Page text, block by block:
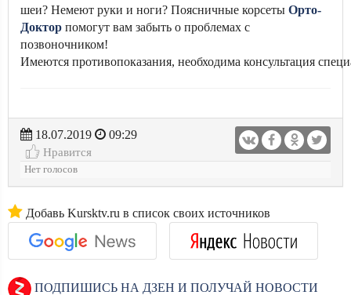
шеи? Немеют руки и ноги? Поясничные корсеты Орто-
Доктор помогут вам забыть о проблемах с
позвоночником!
Имеются противопоказания, необходима консультация
18.07.2019
09:29
Нравится
Нет голосов
Добавь Kursktv.ru в список своих источников
ПОДПИШИСЬ НА ДЗЕН И ПОЛУЧАЙ НОВОСТИ